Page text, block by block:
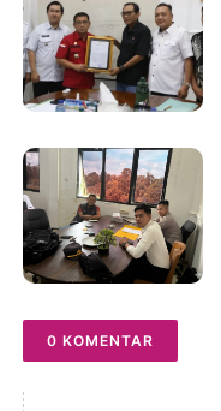
0 KOMENTAR